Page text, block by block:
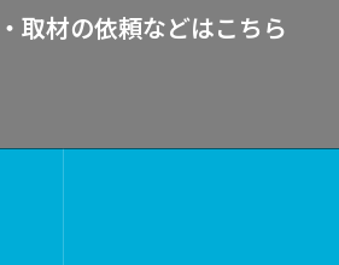
取材の依頼などはこちら